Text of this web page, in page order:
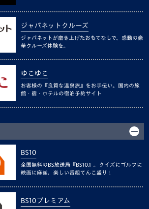
ジャパネットクルーズ
ジャパネットが磨き上げたおもてなしで、感動の豪
華クルーズ体験を。
ゆこゆこ
お客様の『良質な温泉旅』をお手伝い。国内の旅
館・宿・ホテルの宿泊予約サイト
BS10
全国無料のBS放送局『BS10』。クイズにゴルフに
映画に麻雀、楽しい番組てんこ盛り！
BS10プレミアム